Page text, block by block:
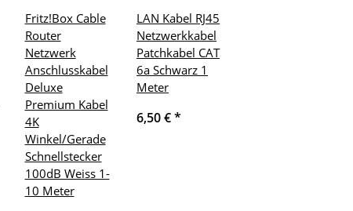
Fritz!Box Cable
Router
Netzwerk
Anschlusskabel
Deluxe
Premium Kabel
4K
Winkel/Gerade
Schnellstecker
100dB Weiss 1-
10 Meter
LAN Kabel RJ45
Netzwerkkabel
Patchkabel CAT
6a Schwarz 1
Meter
6,50 €*